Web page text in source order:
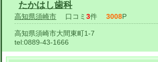
たかはし歯科
高知県須崎市 口コミ 3件 3008P
高知県須崎市大間東町1-7
tel:0889-43-1666